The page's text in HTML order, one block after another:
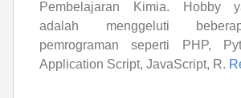
Pembelajaran Kimia. Hobby
adalah menggeluti
pemrograman seperti PHP,
Application Script, JavaScript, R.